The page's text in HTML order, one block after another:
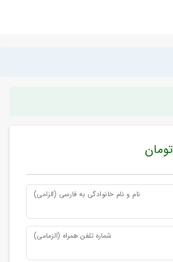
نام و نام خانوادگی به فارسی (الزامی)
شماره تلفن همراه (الزمامی)